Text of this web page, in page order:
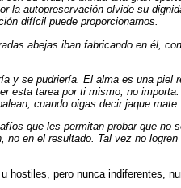
autopreservación olvide su
difícil puede proporcionarnos.
abejas iban fabricando en él,
y se pudriería. El alma es una
tarea por ti mismo, no
cuando oigas decir jaque mate.
que les permitan probar que no
en el resultado. Tal vez no
pero nunca indiferentes,